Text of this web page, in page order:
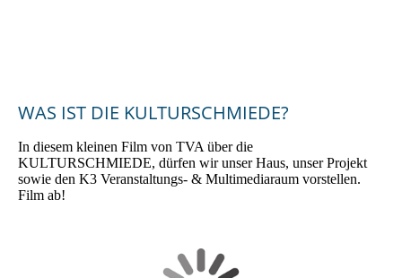
WAS IST DIE KULTURSCHMIEDE?
In diesem kleinen Film von TVA über die
KULTURSCHMIEDE, dürfen wir unser Haus, unser Projekt
sowie den K3 Veranstaltungs- & Multimediaraum vorstellen.
Film ab!